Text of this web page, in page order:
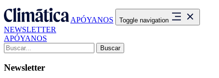
APÓYANOS Toggle navigation
NEWSLETTER
APÓYANOS
Buscar:
Newsletter